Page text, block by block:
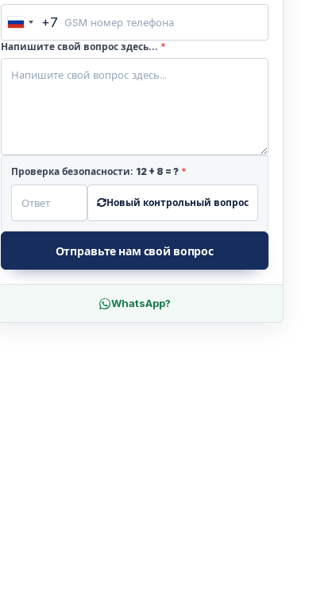
Russia
+7
+7
Напишите свой вопрос здесь... *
Проверка безопасности: 12+ 8 = ? *
Новый контрольный вопрос
Отправьте нам свой вопрос
WhatsApp?